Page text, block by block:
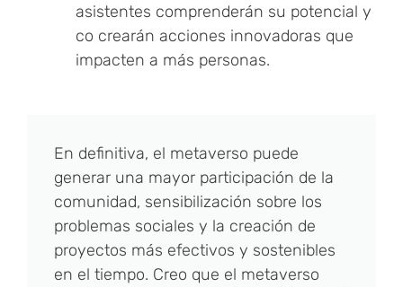
asistentes comprenderán su potencial y
co crearán acciones innovadoras que
impacten a más personas.
En definitiva, el metaverso puede
generar una mayor participación de la
comunidad, sensibilización sobre los
problemas sociales y la creación de
proyectos más efectivos y sostenibles
en el tiempo. Creo que el metaverso